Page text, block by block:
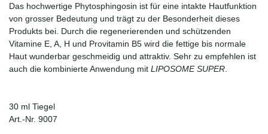
Das hochwertige Phytosphingosin ist für eine intakte Hautfunktion
von grosser Bedeutung und trägt zu der Besonderheit dieses
Produkts bei. Durch die regenerierenden und schützenden
Vitamine E, A, H und Provitamin B5 wird die fettige bis normale
Haut wunderbar geschmeidig und attraktiv. Sehr zu empfehlen ist
auch die kombinierte Anwendung mit LIPOSOME SUPER
30 ml Tiegel
Art.-Nr. 9007